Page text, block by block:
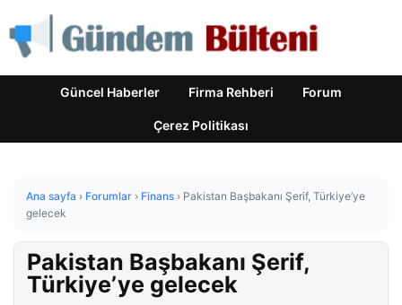
Güncel Haberler Firma Rehberi Forum
Çerez Politikası
Ana sayfa › Forumlar › Finans › Pakistan Başbakanı Şerif, Türkiye’ye
gelecek
Pakistan Başbakanı Şerif,
Türkiye’ye gelecek